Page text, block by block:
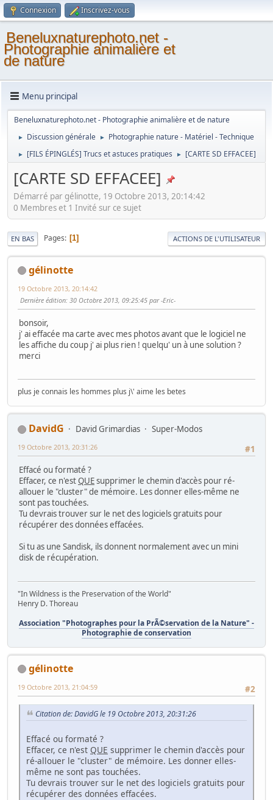
Connexion Inscrivez-vous
Beneluxnaturephoto.net -
Photographie animalière et
de nature
Menu principal
Beneluxnaturephoto.net - Photographie animalière et de nature
► Discussion générale ► Photographie nature - Matériel - Technique
► [FILS ÉPINGLÉS] Trucs et astuces pratiques ► [CARTE SD EFFACEE]
[CARTE SD EFFACEE]
Démarré par gélinotte, 19 Octobre 2013, 20:14:42
0 Membres et 1 Invité sur ce sujet
EN BAS Pages 1 ACTIONS DE L'UTILISATEUR
gélinotte
19 Octobre 2013, 20:14:42
Dernière édition: 30 Octobre 2013, 09:25:45 par -Eric-
bonsoir,
j' ai effacée ma carte avec mes photos avant que le logiciel ne
les affiche du coup j' ai plus rien ! quelqu' un à une solution ?
merci
plus je connais les hommes plus j\' aime les betes
DavidG David Grimardias
Super-Modos
#1
19 Octobre 2013, 20:31:26
Effacé ou formaté ?
Effacer, ce n'estQUEsupprimer le chemin d'accès pour ré-
allouer le "cluster" de mémoire. Les donner elles-même ne
sont pas touchées.
Tu devrais trouver sur le net des logiciels gratuits pour
récupérer des données effacées.
Si tu as une Sandisk, ils donnent normalement avec un mini
disk de récupération.
"In Wildness is the Preservation of the World"
Henry D. Thoreau
Association "Photographes pour la PrÃ©servation de la Nature" -
Photographie de conservation
gélinotte
#2
19 Octobre 2013, 21:04:59
Citation de: DavidG le 19 Octobre 2013, 20:31:26
Effacé ou formaté ?
Effacer, ce n'est QUE supprimer le chemin d'accès pour
ré-allouer le "cluster" de mémoire. Les donner elles-
même ne sont pas touchées.
Tu devrais trouver sur le net des logiciels gratuits pour
récupérer des données effacées.